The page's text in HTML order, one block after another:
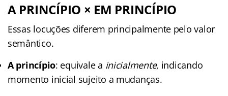
A PRINCÍPIO × EM PRINCÍPIO
Essas locuções diferem principalmente pelo valor
semântico.
A princípio: equivale a inicialmente, indicando
momento inicial sujeito a mudanças.